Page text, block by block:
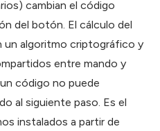
cambian el código
del botón. El cálculo del
un algoritmo criptográfico y
entre mando y
código no puede
al siguiente paso. Es el
instalados a partir de